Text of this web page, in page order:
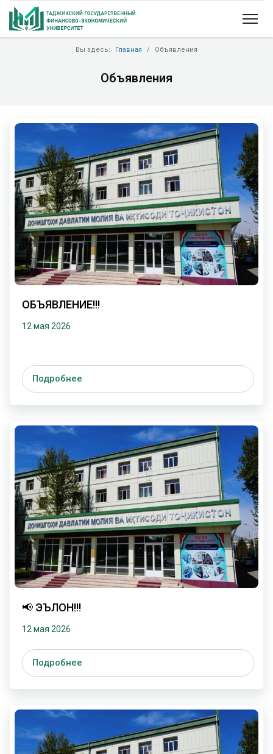
Вы здесь: Главная Объявления
Объявления
ОБЪЯВЛЕНИЕ!!!
12 мая 2026
Подробнее
📢 ЭЪЛОН!!!
12 мая 2026
Подробнее